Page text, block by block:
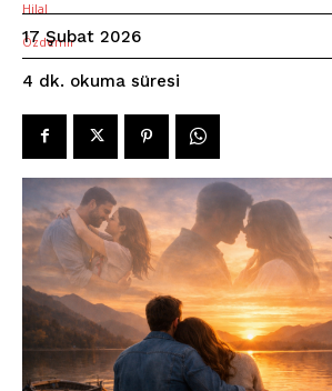
17 Şubat 2026
4 dk. okuma süresi